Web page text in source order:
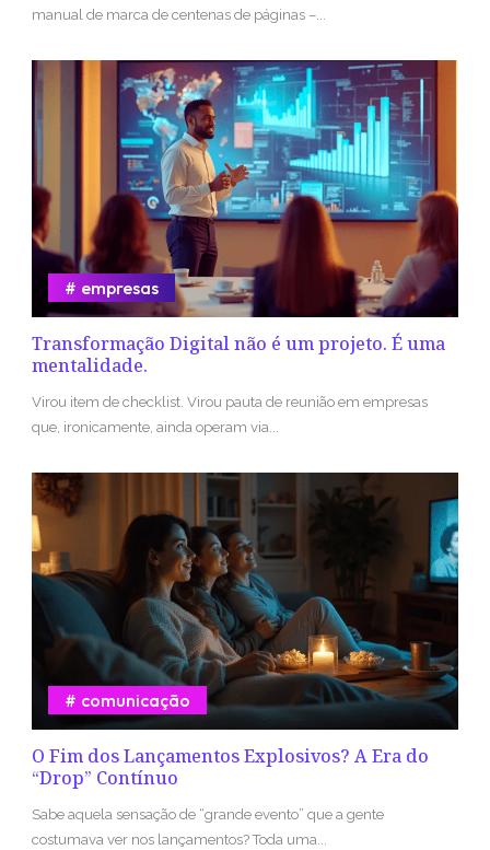
manual de marca de centenas de páginas –...
Transformação Digital não é um projeto. É uma
mentalidade.
empresas
Virou item de checklist. Virou pauta de reunião em empresas
que, ironicamente, ainda operam via...
O Fim dos Lançamentos Explosivos? A Era do
“Drop” Contínuo
comunicação
Sabe aquela sensação de “grande evento” que a gente
costumava ver nos lançamentos? Toda uma...